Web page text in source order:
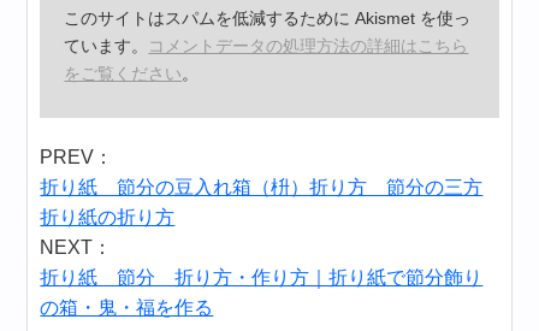
このサイトはスパムを低減するために Akismet を使っ
ています。 コメントデータの処理方法の詳細はこちら
をご覧ください。
PREV：
折り紙 節分の豆入れ箱（枡）折り方 節分の三方
折り紙の折り方
NEXT：
折り紙 節分 折り方・作り方｜折り紙で節分飾り
の箱・鬼・福を作る